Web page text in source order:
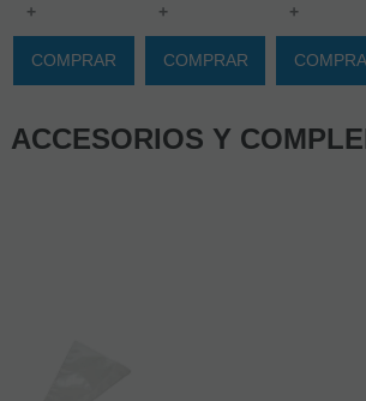
+
COMPRAR
+
COMPRAR
+
ACCESORIOS Y